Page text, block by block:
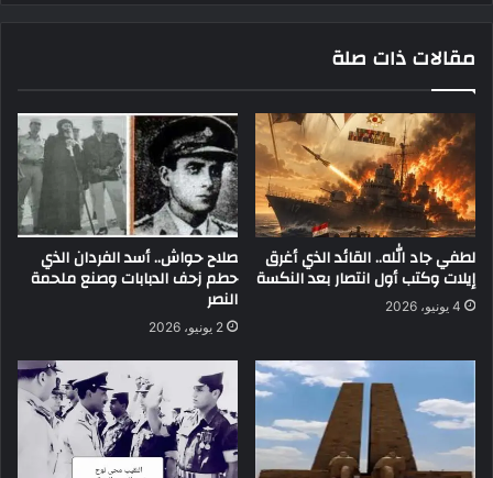
مقالات ذات صلة
لطفي جاد الله.. القائد الذي أغرق
إيلات وكتب أول انتصار بعد النكسة
4 يونيو، 2026
صلاح حواش.. أسد الفردان الذي
حطم زحف الدبابات وصنع ملحمة
النصر
2 يونيو، 2026